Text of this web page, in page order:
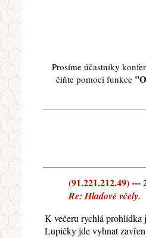
Prosíme účastníky
čiňte pomocí funkce
(91.221.212.49) ---
Re: Hladové včely.
K večeru rychlá prohlídka
Lupičky jde vyhnat